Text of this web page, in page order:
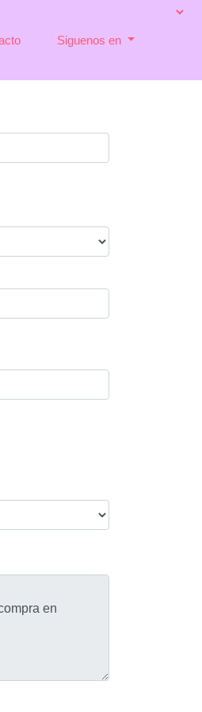
Siguenos en